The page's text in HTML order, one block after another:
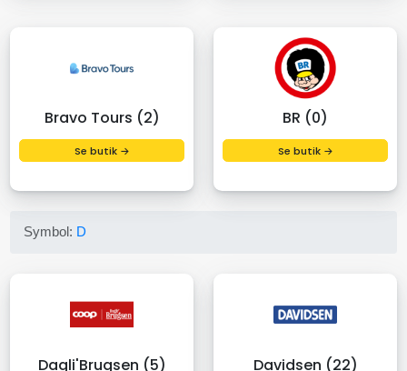
Bravo Tours (2)
Se butik →
BR (0)
Se butik →
Symbol: D
Dagli'Brugsen (5) Davidsen (22)